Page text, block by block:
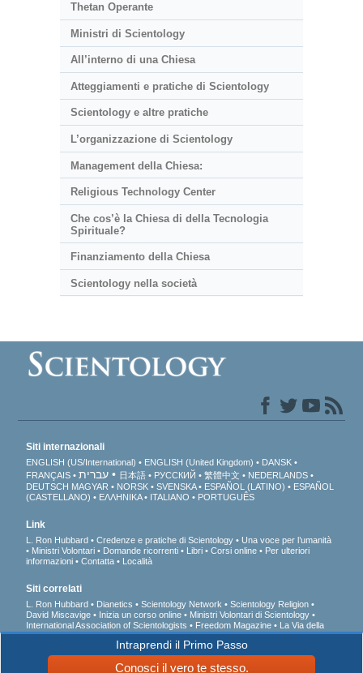
Thetan Operante
Ministri di Scientology
All’interno di una Chiesa
Atteggiamenti e pratiche di Scientology
Scientology e altre pratiche
L’organizzazione di Scientology
Management della Chiesa:
Religious Technology Center
Che cos’è la Chiesa di della Tecnologia
Spirituale?
Finanziamento della Chiesa
Scientology nella società
Intraprendi il Primo Passo
Conosci il vero te stesso.
Siti internazionali
ENGLISH (US/International) ENGLISH (United Kingdom)
DANSK
FRANÇAIS
עברית 日本語 РУССКИЙ 繁體中文
NEDERLANDS
DEUTSCH MAGYAR NORSK SVENSKA ESPAÑOL (LATINO)
ESPAÑOL
(CASTELLANO)
ΕΛΛΗΝΙΚA ITALIANO PORTUGUÊS
Link
L. Ron Hubbard Credenze e pratiche di Scientology
Una voce per l’umanità
Ministri Volontari
Domande ricorrenti Libri Corsi online
Per ulteriori
informazioni
Contatta Località
Siti correlati
L. Ron Hubbard Dianetics Scientology Network
Scientology Religion
David Miscavige
Inizia un corso online
Ministri Volontari di Scientology
International Association of Scientologists
Freedom Magazine
La Via della
Felicità
A sostegno di un mondo libero dalla droga
Uniti per i Diritti Umani
Gioventù per i Diritti Umani
Comitato dei Cittadini per i Diritti Umani